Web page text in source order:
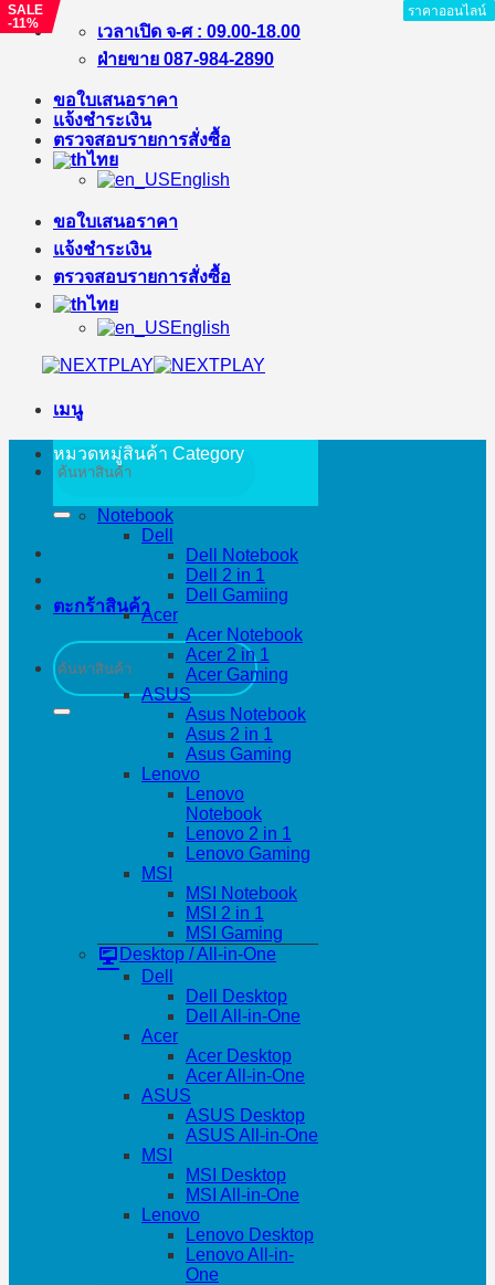
ข้าม
เนื้อหา
เวลาเปิด จ-ศ : 09.00-18.00
ฝ่ายขาย 087-984-2890
ขอใบเสนอราคา
แจ้งชำระเงิน
ตรวจสอบรายการสั่งซื้อ
ไทย
English
ขอใบเสนอราคา
แจ้งชำระเงิน
ตรวจสอบรายการสั่งซื้อ
ไทย
English
เมนู
ค้นหา:
ตะกร้าสินค้า
ค้นหา:
หมวดหมู่สินค้า Category
Notebook
Dell
Dell Notebook
Dell 2 in 1
Dell Gamiing
Acer
Acer Notebook
Acer 2 in 1
Acer Gaming
ASUS
Asus Notebook
Asus 2 in 1
Asus Gaming
Lenovo
Lenovo
Notebook
Lenovo 2 in 1
Lenovo Gaming
MSI
MSI Notebook
MSI 2 in 1
MSI Gaming
Desktop / All-in-One
Dell
Dell Desktop
Dell All-in-One
Acer
Acer Desktop
Acer All-in-One
ASUS
ASUS Desktop
ASUS All-in-One
MSI
MSI Desktop
MSI All-in-One
Lenovo
Lenovo Desktop
Lenovo All-in-
One
ราคาออนไลน์
ราคาออนไลน์
ราคาออนไลน์
ราคาออนไลน์
ราคาออนไลน์
ราคาออนไลน์
SALE
-11%
ราคาออนไลน์